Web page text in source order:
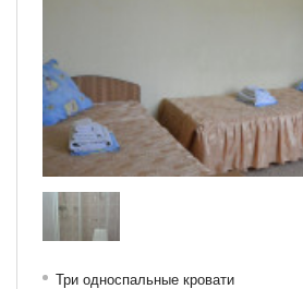
Три односпальные кровати